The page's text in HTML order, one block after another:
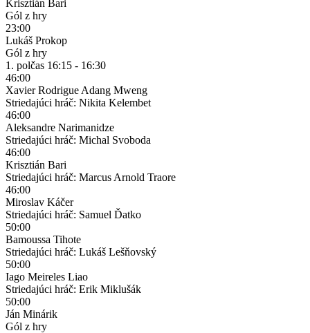
Krisztián Bari
Gól z hry
23:00
Lukáš Prokop
Gól z hry
1. polčas 16:15 - 16:30
46:00
Xavier Rodrigue Adang Mweng
Striedajúci hráč: Nikita Kelembet
46:00
Aleksandre Narimanidze
Striedajúci hráč: Michal Svoboda
46:00
Krisztián Bari
Striedajúci hráč: Marcus Arnold Traore
46:00
Miroslav Káčer
Striedajúci hráč: Samuel Ďatko
50:00
Bamoussa Tihote
Striedajúci hráč: Lukáš Lešňovský
50:00
Iago Meireles Liao
Striedajúci hráč: Erik Miklušák
50:00
Ján Minárik
Gól z hry